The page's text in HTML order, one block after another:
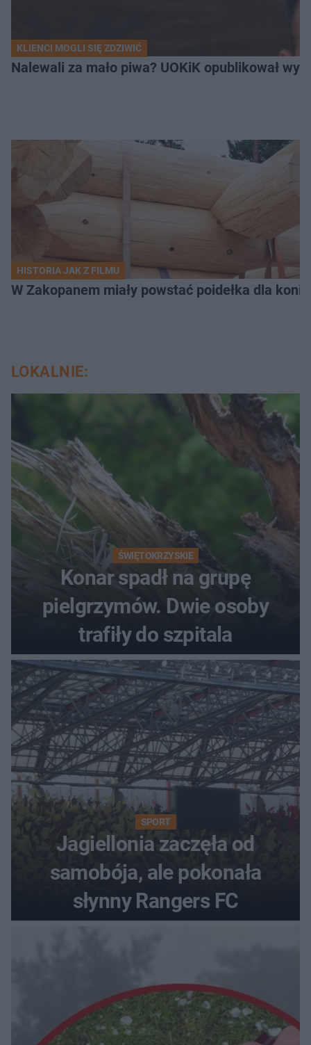
KLIENCI MOGLI SIĘ ZDZIWIĆ
Nalewali za mało piwa? UOKiK opublikował
HISTORIA JAK Z FILMU
W Zakopanem miały powstać poidełka dla
LOKALNIE:
ŚWIĘTOKRZYSKIE
Konar spadł na grupę
pielgrzymów. Dwie osoby
trafiły do szpitala
SPORT
Jagiellonia zaczęła od
samobója, ale pokonała
słynny Rangers FC